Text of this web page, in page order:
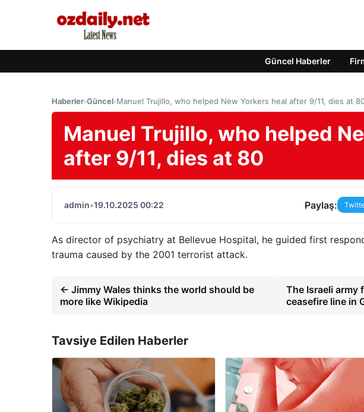
Güncel Haberler
Haberler›Güncel›Manuel Trujillo, who helped New Yorkers heal after 9/11, dies at
Manuel Trujillo, who helped
after 9/11, dies at 80
admin•19.10.2025 00:22 Paylaş:
As director of psychiatry at Bellevue Hospital, he guided first
trauma caused by the 2001 terrorist attack.
← Jimmy Wales thinks the world should be
more like Wikipedia
The Israeli army
ceasefire line in
Tavsiye Edilen Haberler